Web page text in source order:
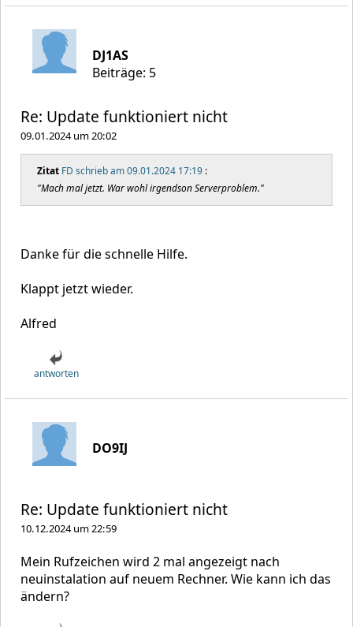
DJ1AS
Beiträge: 5
Re: Update funktioniert nicht
09.01.2024 um 20:02
Zitat FD schrieb am 09.01.2024 17:19 :
"Mach mal jetzt. War wohl irgendson Serverproblem."
Danke für die schnelle Hilfe.
Klappt jetzt wieder.
Alfred
antworten
DO9IJ
Re: Update funktioniert nicht
10.12.2024 um 22:59
Mein Rufzeichen wird 2 mal angezeigt nach
neuinstalation auf neuem Rechner. Wie kann ich das
ändern?